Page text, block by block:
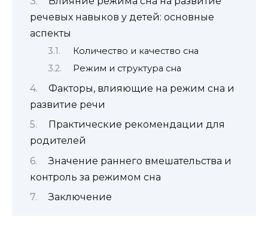
речевых навыков у детей: основные
аспекты
Количество и качество сна
Режим и структура сна
Факторы, влияющие на режим сна и
развитие речи
Практические рекомендации для
родителей
Значение раннего вмешательства и
контроль за режимом сна
Заключение